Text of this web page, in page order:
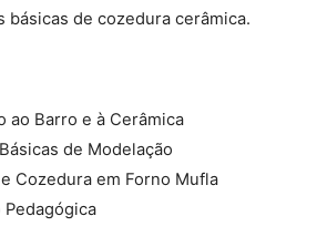
básicas de cozedura cerâmica.
Barro e à Cerâmica
de Modelação
Cozedura em Forno Mufla